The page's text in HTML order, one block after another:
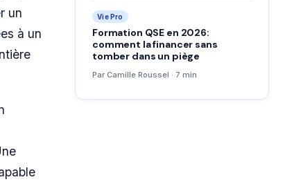
un
à un
Vie Pro
Formation QSE en 2026:
comment la financer sans
tomber dans un piège
Par Camille Roussel · 7 min